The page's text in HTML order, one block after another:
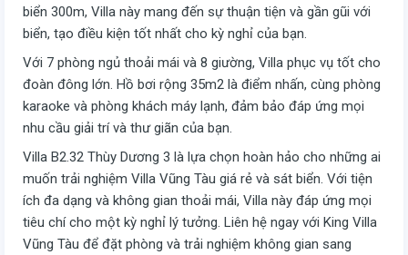
biển 300m, Villa này mang đến sự thuận tiện và gần gũi với
biển, tạo điều kiện tốt nhất cho kỳ nghỉ của bạn.
Với 7 phòng ngủ thoải mái và 8 giường, Villa phục vụ tốt cho
đoàn đông lớn. Hồ bơi rộng 35m2 là điểm nhấn, cùng phòng
karaoke và phòng khách máy lạnh, đảm bảo đáp ứng mọi
nhu cầu giải trí và thư giãn của bạn.
Villa B2.32 Thùy Dương 3 là lựa chọn hoàn hảo cho những ai
muốn trải nghiệm Villa Vũng Tàu giá rẻ và sát biển. Với tiện
ích đa dạng và không gian thoải mái, Villa này đáp ứng mọi
tiêu chí cho một kỳ nghỉ lý tưởng. Liên hệ ngay với King Villa
Vũng Tàu để đặt phòng và trải nghiệm không gian sang